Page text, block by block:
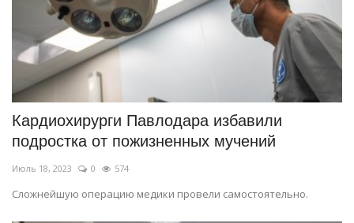
Кардиохирурги Павлодара избавили
подростка от пожизненных мучений
Июль 18, 2023 0 574
Сложнейшую операцию медики провели самостоятельно.